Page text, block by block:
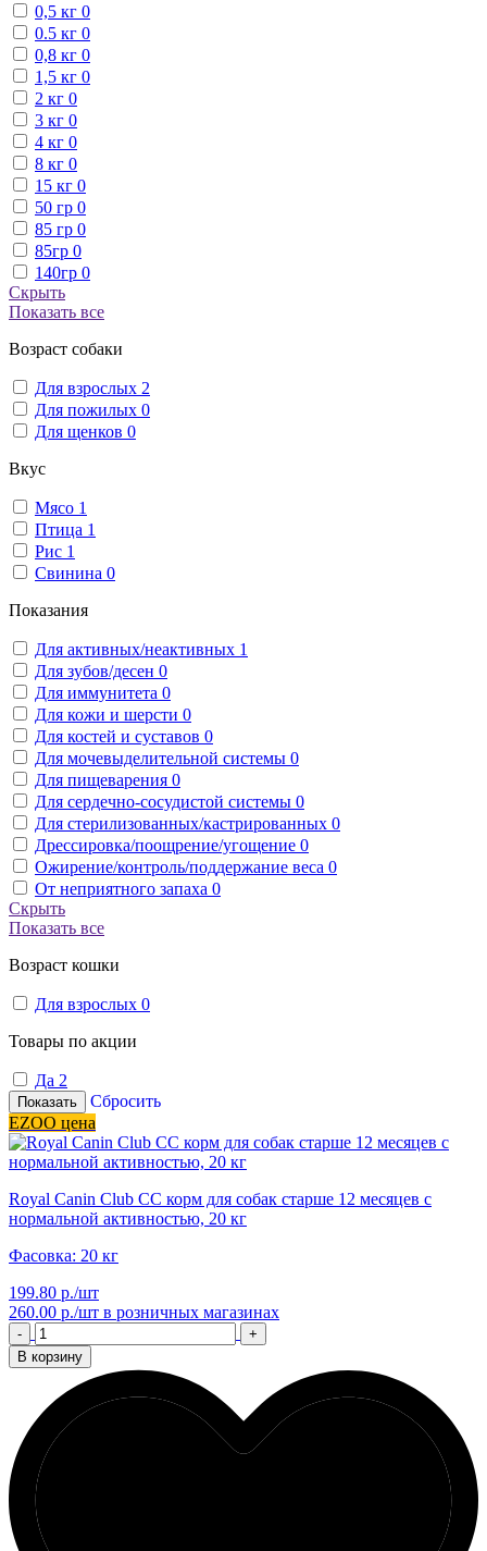
0,5 кг 0
0.5 кг 0
0,8 кг 0
1,5 кг 0
2 кг 0
3 кг 0
4 кг 0
8 кг 0
15 кг 0
50 гр 0
85 гр 0
85гр 0
140гр 0
Скрыть
Показать все
Возраст собаки
Для взрослых 2
Для пожилых 0
Для щенков 0
Вкус
Мясо 1
Птица 1
Рис 1
Свинина 0
Показания
Для активных/неактивных 1
Для зубов/десен 0
Для иммунитета 0
Для кожи и шерсти 0
Для костей и суставов 0
Для мочевыделительной системы 0
Для пищеварения 0
Для сердечно-сосудистой системы 0
Для стерилизованных/кастрированных 0
Дрессировка/поощрение/угощение 0
Ожирение/контроль/поддержание веса 0
От неприятного запаха 0
Скрыть
Показать все
Возраст кошки
Для взрослых 0
Товары по акции
Да 2
Показать
Сбросить
EZOO цена
Royal Canin Club CC корм для собак старше 12 месяцев с
нормальной активностью, 20 кг
Фасовка: 20 кг
199.80 р./шт
260.00 р./шт в розничных магазинах
-
+
В корзину